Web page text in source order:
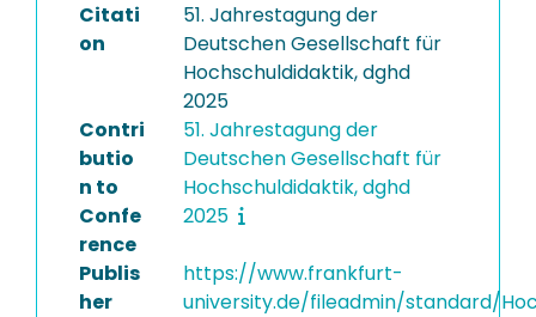
Citati
on
51. Jahrestagung der
Deutschen Gesellschaft für
Hochschuldidaktik, dghd
2025
Contri
butio
n to
Confe
rence
51. Jahrestagung der
Deutschen Gesellschaft für
Hochschuldidaktik, dghd
2025
Publis
her
https://www.frankfurt-
university.de/fileadmin/standard/